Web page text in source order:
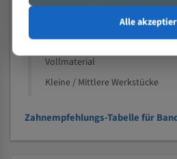
Nichteisenmetalle
Speziell entwickelt für Profile /
Vollmaterial
Kleine / Mittlere Werkstücke
Zahnempfehlungs-Tabelle für
Alle